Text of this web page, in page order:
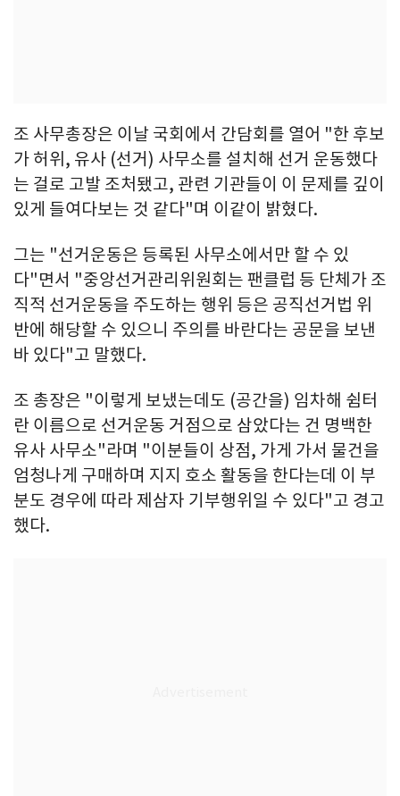
조 사무총장은 이날 국회에서 간담회를 열어 "한 후보
가 허위, 유사 (선거) 사무소를 설치해 선거 운동했다
는 걸로 고발 조처됐고, 관련 기관들이 이 문제를 깊이
있게 들여다보는 것 같다"며 이같이 밝혔다.
그는 "선거운동은 등록된 사무소에서만 할 수 있
다"면서 "중앙선거관리위원회는 팬클럽 등 단체가 조
직적 선거운동을 주도하는 행위 등은 공직선거법 위
반에 해당할 수 있으니 주의를 바란다는 공문을 보낸
바 있다"고 말했다.
조 총장은 "이렇게 보냈는데도 (공간을) 임차해 쉼터
란 이름으로 선거운동 거점으로 삼았다는 건 명백한
유사 사무소"라며 "이분들이 상점, 가게 가서 물건을
엄청나게 구매하며 지지 호소 활동을 한다는데 이 부
분도 경우에 따라 제삼자 기부행위일 수 있다"고 경고
했다.